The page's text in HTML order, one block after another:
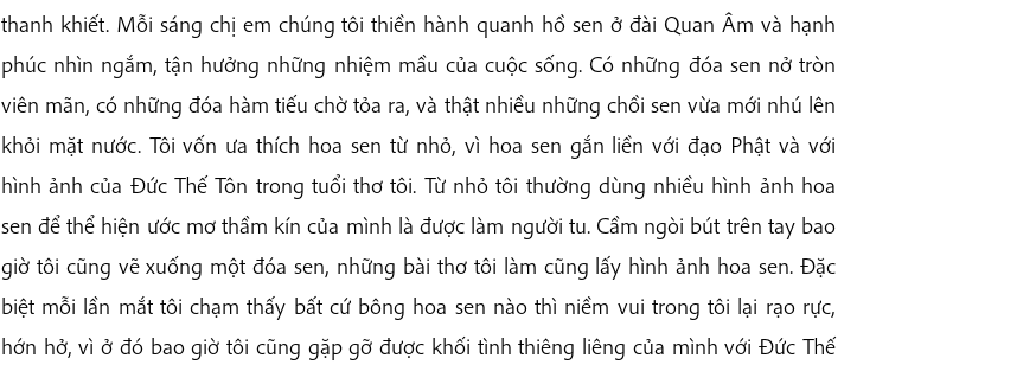
thanh khiết. Mỗi sáng chị em chúng tôi thiền hành quanh hồ sen ở đài Quan Âm và hạnh
phúc nhìn ngắm, tận hưởng những nhiệm mầu của cuộc sống. Có những đóa sen nở tròn
viên mãn, có những đóa hàm tiếu chờ tỏa ra, và thật nhiều những chồi sen vừa mới nhú lên
khỏi mặt nước. Tôi vốn ưa thích hoa sen từ nhỏ, vì hoa sen gắn liền với đạo Phật và với
hình ảnh của Đức Thế Tôn trong tuổi thơ tôi. Từ nhỏ tôi thường dùng nhiều hình ảnh hoa
sen để thể hiện ước mơ thầm kín của mình là được làm người tu. Cầm ngòi bút trên tay bao
giờ tôi cũng vẽ xuống một đóa sen, những bài thơ tôi làm cũng lấy hình ảnh hoa sen. Đặc
biệt mỗi lần mắt tôi chạm thấy bất cứ bông hoa sen nào thì niềm vui trong tôi lại rạo rực,
hớn hở, vì ở đó bao giờ tôi cũng gặp gỡ được khối tình thiêng liêng của mình với Đức Thế